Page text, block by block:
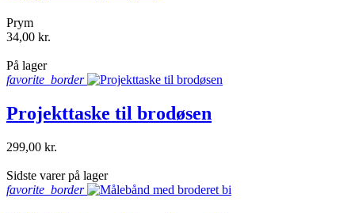
Prym
34,00 kr.
På lager
favorite_border
Projekttaske til brodøsen
299,00 kr.
Sidste varer på lager
favorite_border